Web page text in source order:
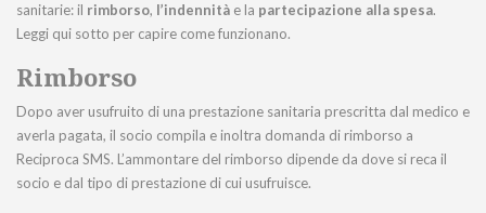
sanitarie: il rimborso, l’indennità e la partecipazione alla spesa.
Leggi qui sotto per capire come funzionano.
Rimborso
Dopo aver usufruito di una prestazione sanitaria prescritta dal medico e
averla pagata, il socio compila e inoltra domanda di rimborso a
Reciproca SMS. L’ammontare del rimborso dipende da dove si reca il
socio e dal tipo di prestazione di cui usufruisce.